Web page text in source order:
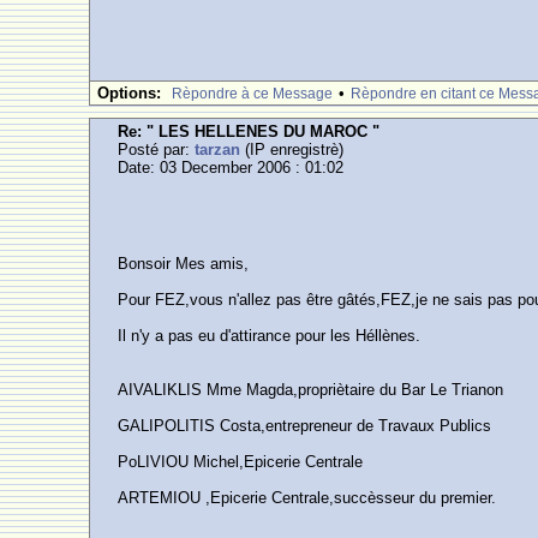
Options: Rèpondre à ce Message • Rèpondre en citant ce
Re: " LES HELLENES DU MAROC "
Posté par:tarzan (IP enregistrè)
Date: 03 December 2006 : 01:02
Bonsoir Mes amis,
Pour FEZ,vous n'allez pas être gâtés,FEZ,je ne sais pas
Il n'y a pas eu d'attirance pour les Héllènes.
AIVALIKLIS Mme Magda,propriètaire du Bar Le Trianon
GALIPOLITIS Costa,entrepreneur de Travaux Publics
PoLIVIOU Michel,Epicerie Centrale
ARTEMIOU ,Epicerie Centrale,succèsseur du premier.